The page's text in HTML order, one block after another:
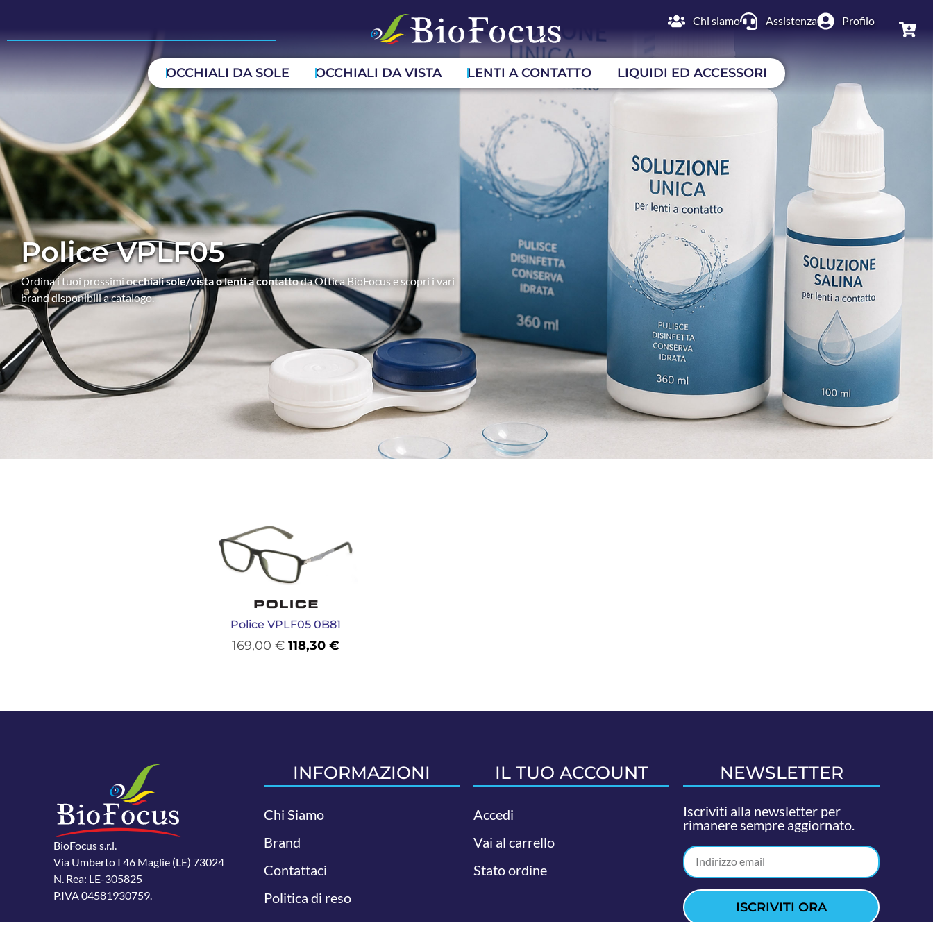
Chi siamo Assistenza Profilo
OCCHIALI DA SOLE OCCHIALI DA VISTA LENTI A CONTATTO LIQUIDI ED ACCESSORI
Police VPLF05
Ordina i tuoi prossimiocchiali sole/vista o lenti a contattoda Ottica BioFocus e scopri i vari
brand disponibili a catalogo.
Police VPLF05 0B81
169,00€ 118,30€
BioFocus s.r.l.
Via Umberto I 46 Maglie (LE) 73024
N. Rea: LE-305825
P.IVA 04581930759.
INFORMAZIONI
Chi Siamo
Brand
Contattaci
Politica di reso
IL TUO ACCOUNT
Accedi
Vai al carrello
Stato ordine
NEWSLETTER
Iscriviti alla newsletter per
rimanere sempre aggiornato.
ISCRIVITI ORA